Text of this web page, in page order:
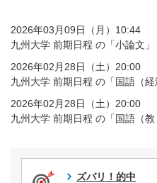
2026年03月09日（月）10:44
九州大学 前期日程 の「小論文」
2026年02月28日（土）20:00
九州大学 前期日程 の「国語（経
2026年02月28日（土）20:00
九州大学 前期日程 の「国語（
ズバリ！的中